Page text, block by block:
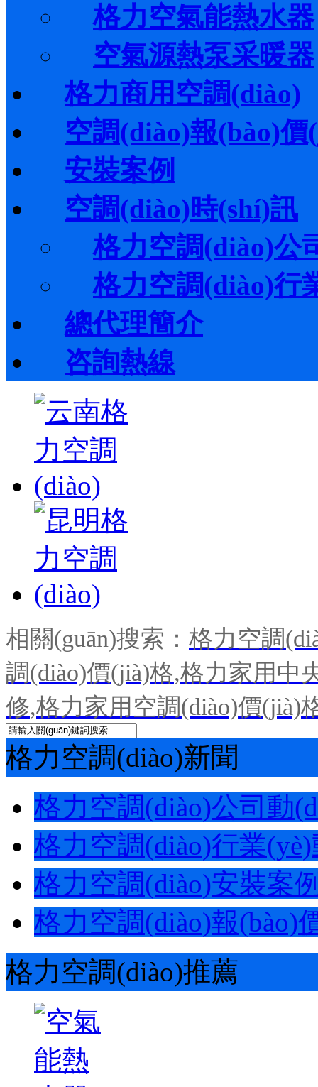
格力空氣能熱水器
空氣源熱泵采暖器
格力商用空調(diào)
空調(diào)報(bào)
安裝案例
空調(diào)時(shí)訊
格力空調(diào)公
格力空調(diào)行
總代理簡介
咨詢熱線
相關(guān)搜索： 格力空調
調(diào)價(jià)格,格力家用中
修,格力家用空調(diào)價(jià)
格力空調(diào)新聞
格力空調(diào)公司動
格力空調(diào)行業
格力空調(diào)安裝案
格力空調(diào)報(bào)
格力空調(diào)推薦